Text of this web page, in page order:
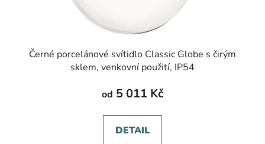
Černé porcelánové svítidlo Classic Globe s čirým
sklem, venkovní použití, IP54
od 5 011 Kč
DETAIL